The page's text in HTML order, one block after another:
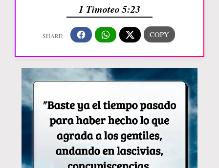
1 Timoteo 5:23